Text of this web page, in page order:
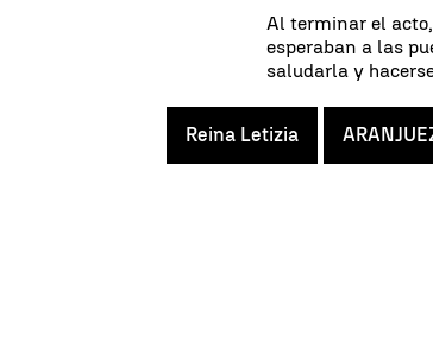
Al terminar el
esperaban a las
saludarla y
Reina Letizia